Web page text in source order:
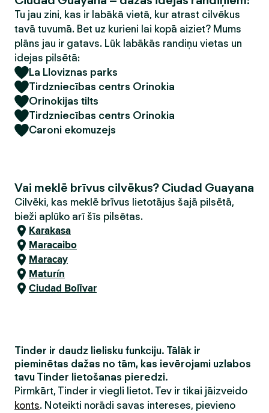
Tu jau zini, kas ir labākā vietā, kur atrast cilvēkus
tavā tuvumā. Bet uz kurieni lai kopā aiziet? Mums
plāns jau ir gatavs. Lūk labākās randiņu vietas un
idejas pilsētā:
La Lloviznas parks
Tirdzniecības centrs Orinokia
Orinokijas tilts
Tirdzniecības centrs Orinokia
Caroni ekomuzejs
Vai meklē brīvus cilvēkus? Ciudad Guayana
Cilvēki, kas meklē brīvus lietotājus šajā pilsētā,
bieži aplūko arī šīs pilsētas.
Karakasa
Maracaibo
Maracay
Maturín
Ciudad Bolīvar
Tinder ir daudz lielisku funkciju. Tālāk ir
pieminētas dažas no tām, kas ievērojami uzlabos
tavu Tinder lietošanas pieredzi.
Pirmkārt, Tinder ir viegli lietot. Tev ir tikai jāizveido
konts. Noteikti norādi savas intereses, pievieno